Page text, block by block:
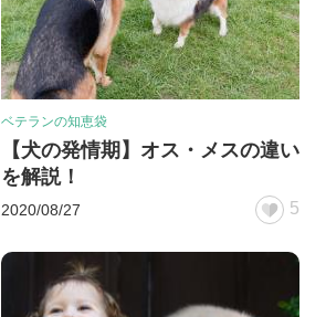
ベテランの知恵袋
【犬の発情期】オス・メスの違い
を解説！
2020/08/27 5